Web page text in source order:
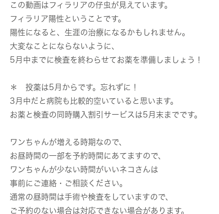
この動画はフィラリアの仔虫が見えています。
フィラリア陽性ということです。
陽性になると、生涯の治療になるかもしれません。
大変なことにならないように、
5月中までに検査を終わらせてお薬を準備しましょう！
＊ 投薬は5月からです。忘れずに！
3月中だと病院も比較的空いていると思います。
お薬と検査の同時購入割引サービスは5月末までです。
ワンちゃんが増える時期なので、
お昼時間の一部を予約時間にあてますので、
ワンちゃんが少ない時間がいいネコさんは
事前にご連絡・ご相談ください。
通常の昼時間は手術や検査をしていますので、
ご予約のない場合は対応できない場合があります。